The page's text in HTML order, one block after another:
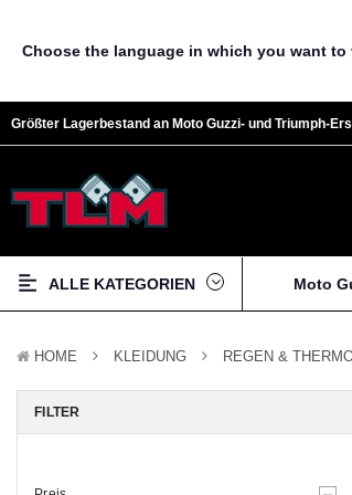
Choose the language in which you want to
Größter Lagerbestand an Moto Guzzi- und Triumph-
ALLE KATEGORIEN Moto
HOME KLEIDUNG REGEN &
FILTER